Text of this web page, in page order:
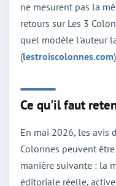
ne mesurent pas la
retours sur Les 3
quel modèle l'auteur
(lestroiscolonnes.com)
Ce qu'il faut
En mai 2026, les avis
Colonnes peuvent
manière suivante : la
éditoriale réelle,